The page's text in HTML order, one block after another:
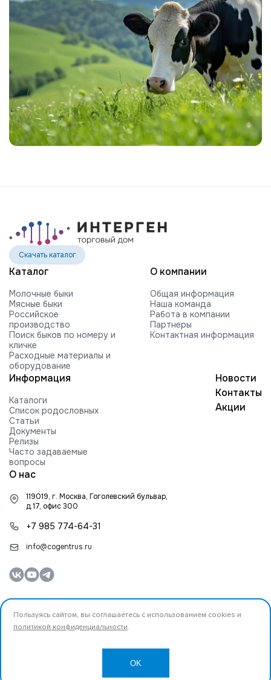
Скачать каталог
Каталог
Молочные быки
Мясные быки
Российское
производство
Поиск быков по номеру и
кличке
Расходные материалы и
оборудование
О компании
Общая информация
Наша команда
Работа в компании
Партнеры
Контактная информация
Информация
Каталоги
Список родословных
Статьи
Документы
Релизы
Часто задаваемые
вопросы
Новости
Контакты
Акции
О нас
119019, г. Москва, Гоголевский бульвар,
д.17, офис 300
+7 985 774-64-31
info@cogentrus.ru
Пользуясь сайтом, вы соглашаетесь с использованием cookies и
политикой конфиденциальности.
OK